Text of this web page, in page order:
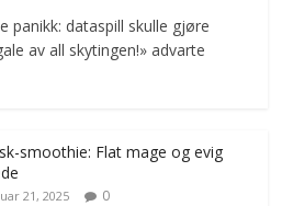
panikk: dataspill skulle gjøre
av all skytingen!» advarte
smoothie: Flat mage og evig
21, 2025 0